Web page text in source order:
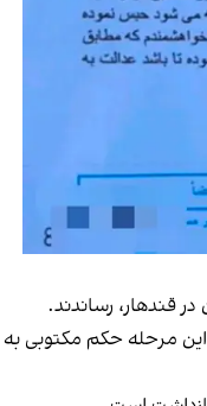
قندهار، رساندند.
آنان می‌گویند در این مرحله